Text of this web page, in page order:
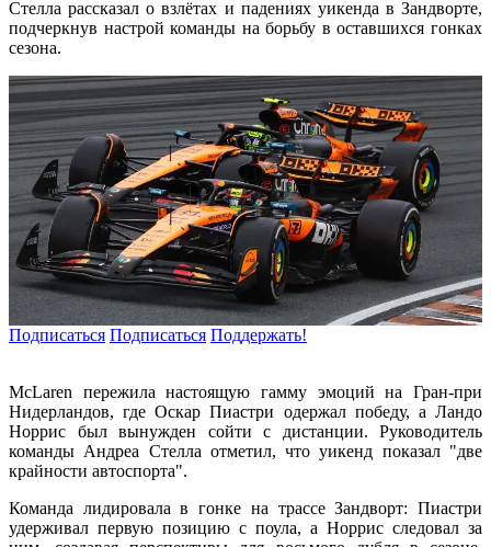
Стелла рассказал о взлётах и падениях уикенда в Зандворте,
подчеркнув настрой команды на борьбу в оставшихся гонках
сезона.
Подписаться Подписаться Поддержать!
McLaren пережила настоящую гамму эмоций на Гран-при
Нидерландов, где Оскар Пиастри одержал победу, а Ландо
Норрис был вынужден сойти с дистанции. Руководитель
команды Андреа Стелла отметил, что уикенд показал "две
крайности автоспорта".
Команда лидировала в гонке на трассе Зандворт: Пиастри
удерживал первую позицию с поула, а Норрис следовал за